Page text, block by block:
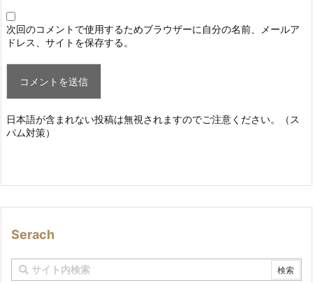
次回のコメントで使用するためブラウザーに自分の名前、メールア
ドレス、サイトを保存する。
日本語が含まれない投稿は無視されますのでご注意ください。（ス
パム対策）
Serach